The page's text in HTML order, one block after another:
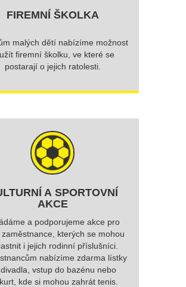
FIREMNÍ ŠKOLKA
malých dětí nabízíme možnost
firemní školku, ve které se
postarají o jejich ratolesti.
A SPORTOVNÍ
AKCE
a podporujeme akce pro
zaměstnance, kterých se mohou
i jejich rodinní příslušníci.
nabízíme zdarma lístky
vstup do bazénu nebo
kde si mohou zahrát tenis.